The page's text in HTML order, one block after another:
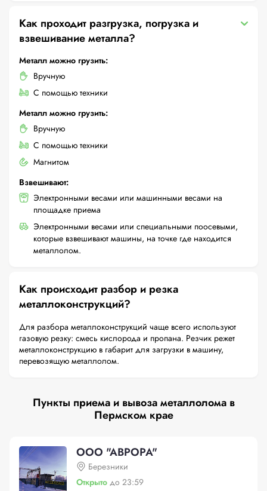
Как проходит разгрузка, погрузка и
взвешивание металла?
Металл можно грузить:
Вручную
С помощью техники
Металл можно грузить:
Вручную
С помощью техники
Магнитом
Взвешивают:
Электронными весами или машинными весами на
площадке приема
Электронными весами или специальными поосевыми,
которые взвешивают машины, на точке где находится
металлолом.
Как происходит разбор и резка
металлоконструкций?
Для разбора металлоконструкций чаще всего используют
газовую резку: смесь кислорода и пропана. Резчик режет
металлоконструкцию в габарит для загрузки в машину,
перевозящую металлолом.
Пункты приема и вывоза металлолома в
Пермском крае
ООО "АВРОРА"
Березники
Открыто до 23:59